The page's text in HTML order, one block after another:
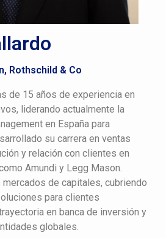
Rothschild & Co
de 15 años de experiencia en
liderando actualmente la
en España para
su carrera en ventas
y relación con clientes en
Amundi y Legg Mason.
de capitales, cubriendo
para clientes
en banca de inversión y
globales.